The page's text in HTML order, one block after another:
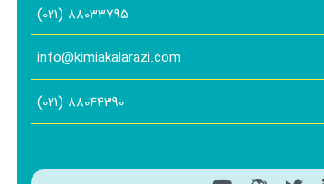
88033795 (021)
info@kimiakalarazi.com
88044390 (021)